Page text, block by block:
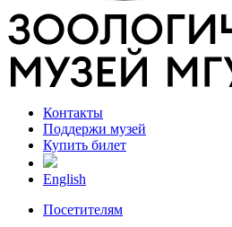
Контакты
Поддержи музей
Купить билет
English
Посетителям